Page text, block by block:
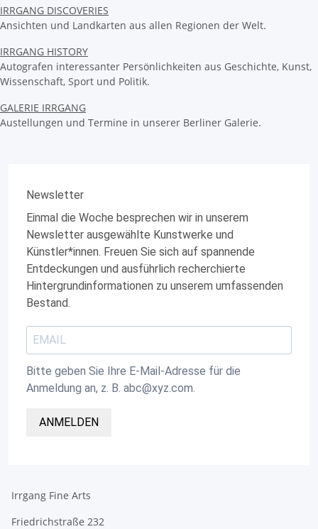
IRRGANG DISCOVERIES
Ansichten und Landkarten aus allen Regionen der Welt.
IRRGANG HISTORY
Autografen interessanter Persönlichkeiten aus Geschichte, Kunst,
Wissenschaft, Sport und Politik.
GALERIE IRRGANG
Austellungen und Termine in unserer Berliner Galerie.
Newsletter
Einmal die Woche besprechen wir in unserem
Newsletter ausgewählte Kunstwerke und
Künstler*innen. Freuen Sie sich auf spannende
Entdeckungen und ausführlich recherchierte
Hintergrundinformationen zu unserem umfassenden
Bestand.
Bitte geben Sie Ihre E-Mail-Adresse für die
Anmeldung an, z. B. abc@xyz.com.
ANMELDEN
Irrgang Fine Arts
Friedrichstraße 232